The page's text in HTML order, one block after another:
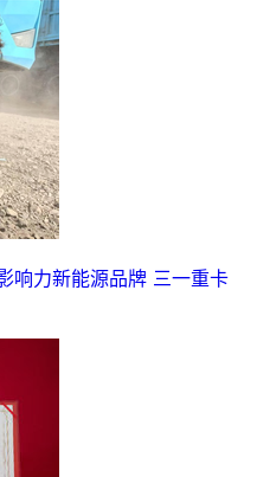
响力新能源品牌 三一重卡